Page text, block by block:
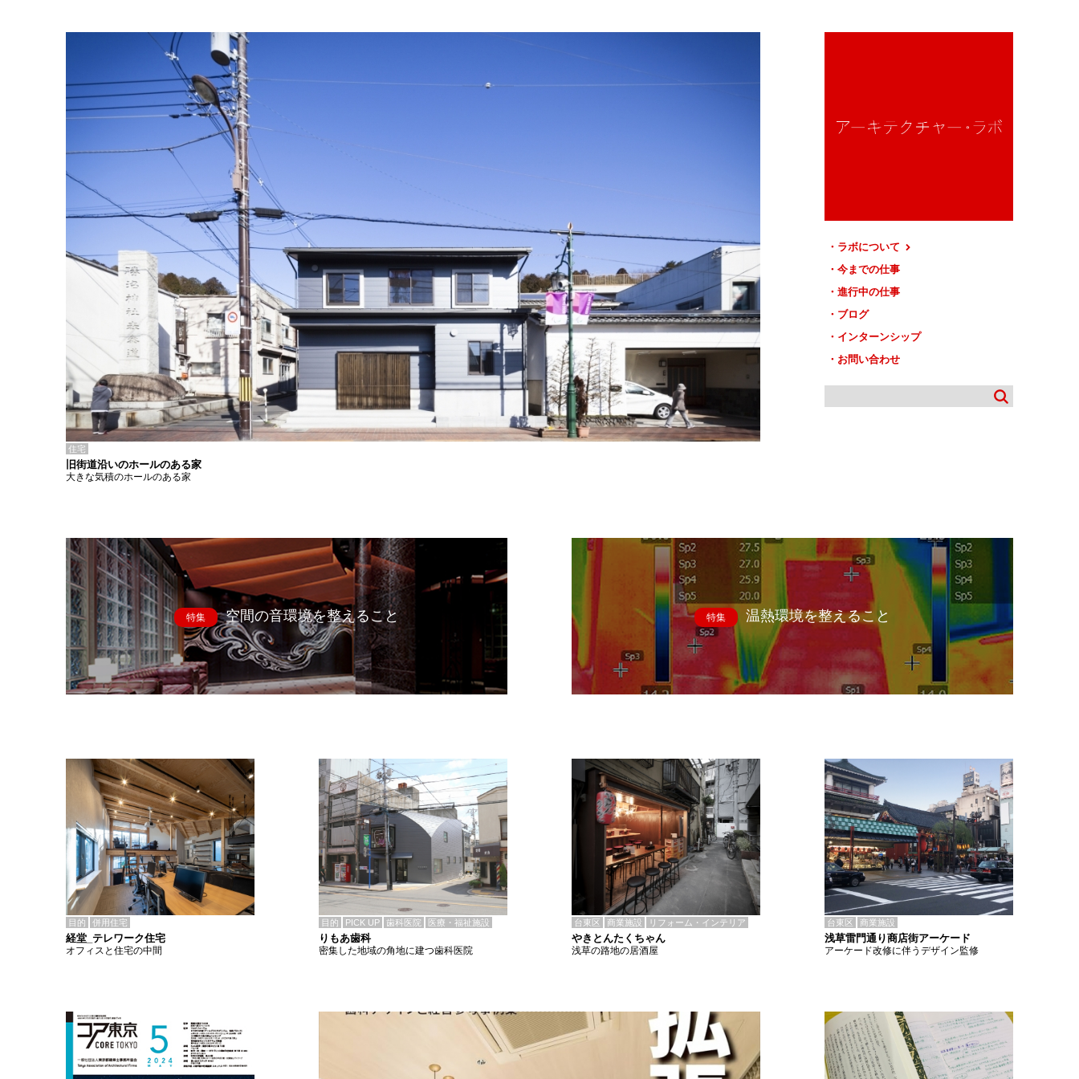
ラボについて
今までの仕事
進行中の仕事
ブログ
インターンシップ
お問い合わせ
住宅
旧街道沿いのホールのある家
大きな気積のホールのある家
特集 空間の音環境を整えること 特集 温熱環境を整えること
目的 併用住宅
経堂_テレワーク住宅
オフィスと住宅の中間
目的 PICK UP 歯科医院 医療・福祉施設
りもあ歯科
密集した地域の角地に建つ歯科医院
台東区 商業施設 リフォーム・インテリア
やきとんたくちゃん
浅草の路地の居酒屋
台東区 商業施設
浅草雷門通り商店街アーケード
アーケード改修に伴うデザイン監修